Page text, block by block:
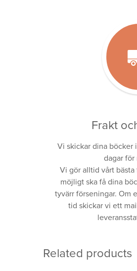
Frakt
Vi skickar dina böcker
dagar för
Vi gör alltid vårt
möjligt ska få dina
tyvärr förseningar. Om
tid skickar vi ett
Related products